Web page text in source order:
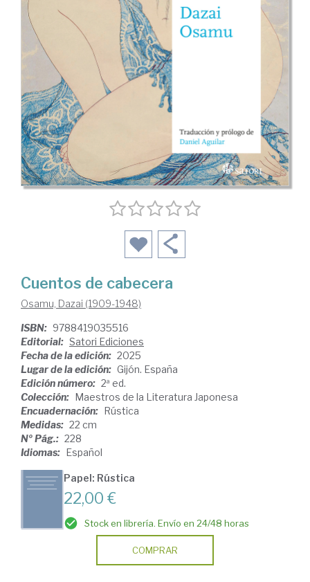
Cuentos de cabecera
Osamu, Dazai (1909-1948)
ISBN: 9788419035516
Editorial: Satori Ediciones
Fecha de la edición: 2025
Lugar de la edición: Gijón. España
Edición número: 2ª ed.
Colección: Maestros de la Literatura Japonesa
Encuadernación: Rústica
Medidas: 22 cm
Nº Pág.: 228
Idiomas: Español
Papel: Rústica
22,00 €
Stock en librería. Envío en 24/48 horas
COMPRAR